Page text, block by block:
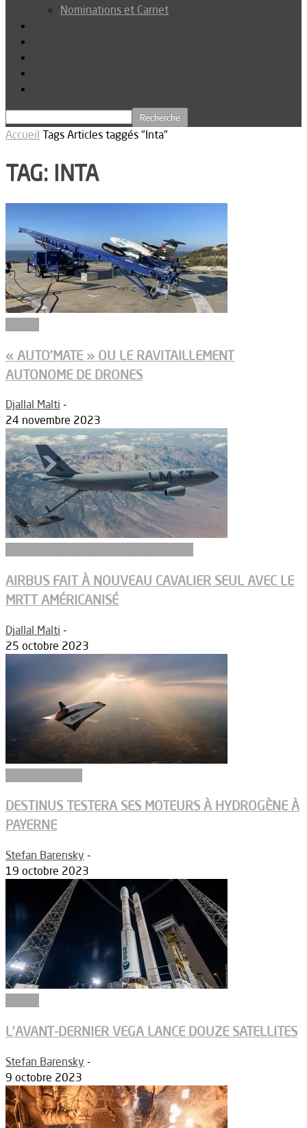
Nominations et Carnet
Accueil Tags Articles taggés "Inta"
TAG: INTA
« AUTO’MATE » OU LE RAVITAILLEMENT
AUTONOME DE DRONES
Djallal Malti -
24 novembre 2023
AIRBUS FAIT À NOUVEAU CAVALIER SEUL AVEC LE
MRTT AMÉRICANISÉ
Djallal Malti -
25 octobre 2023
DESTINUS TESTERA SES MOTEURS À HYDROGÈNE À
PAYERNE
Stefan Barensky -
19 octobre 2023
L’AVANT-DERNIER VEGA LANCE DOUZE SATELLITES
Stefan Barensky -
9 octobre 2023